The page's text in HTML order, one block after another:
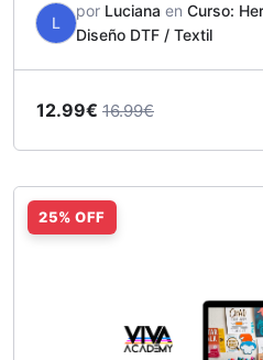
L
por Luciana en Curso:
Diseño DTF / Textil
12.99€ 16.99€